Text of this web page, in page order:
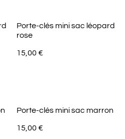
Porte-clés mini sac léopard
rose
15,00 €
Porte-clés mini sac marron
15,00 €